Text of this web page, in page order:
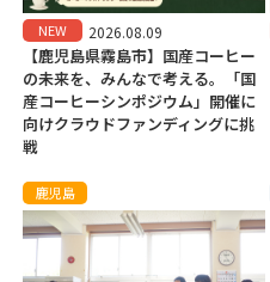
NEW 2026.08.09
【鹿児島県霧島市】国産コーヒー
の未来を、みんなで考える。「国
産コーヒーシンポジウム」開催に
向けクラウドファンディングに挑
戦
鹿児島